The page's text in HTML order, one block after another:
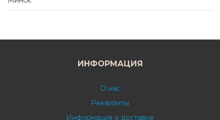
ИНФОРМАЦИЯ
О нас
Реквизиты
Информация о доставке